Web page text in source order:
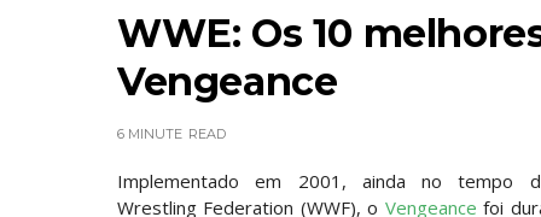
REVIRAVOLTA SURPREENDENTE NO
Hikaru Shida
Unknown- Aug 06 2026
TRIUNFO LENDÁRIO EM CIDADE DO
WWE: Os 10
Vengeance
6 MINUTE READ
Implementado em 2001, ainda no tempo
Wrestling Federation (WWF), o Vengeance foi